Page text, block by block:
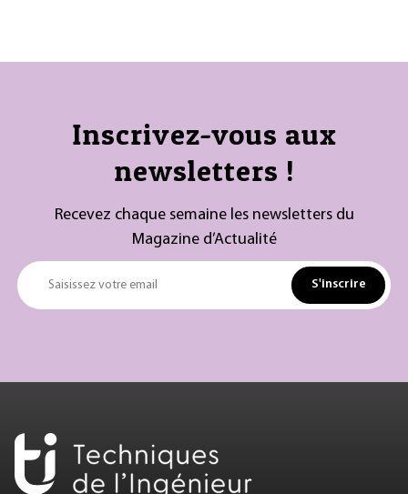
Inscrivez-vous aux
newsletters !
Recevez chaque semaine les newsletters du
Magazine d’Actualité
Saisissez votre email S'inscrire